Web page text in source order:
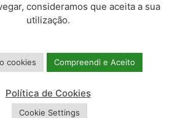
Humanos
Comunitários
do Concelho
consideramos que aceita a sua
utilização.
cookies Compreendi e Aceito
Política de Cookies
Cookie Settings